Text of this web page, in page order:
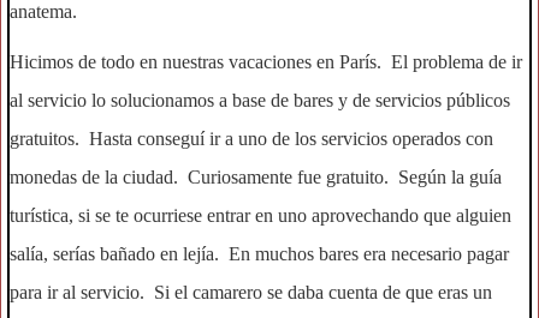
anatema.
Hicimos de todo en nuestras vacaciones en París. El problema de ir
al servicio lo solucionamos a base de bares y de servicios públicos
gratuitos. Hasta conseguí ir a uno de los servicios operados con
monedas de la ciudad. Curiosamente fue gratuito. Según la guía
turística, si se te ocurriese entrar en uno aprovechando que alguien
salía, serías bañado en lejía. En muchos bares era necesario pagar
para ir al servicio. Si el camarero se daba cuenta de que eras un